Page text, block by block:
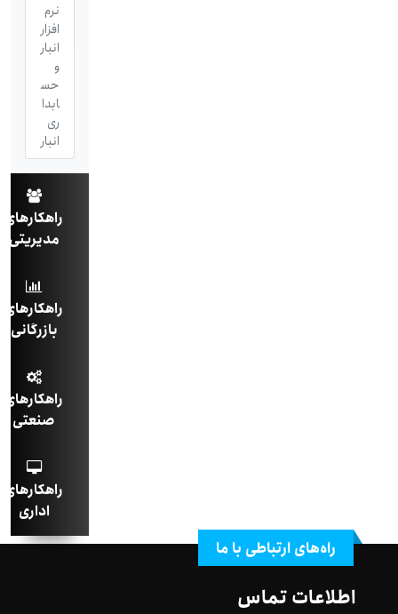
نرم
افزار
انبار
حس
ابدا
ری
انبار
راهکارهای
مدیریتی
راهکارهای
بازرگانی
راهکارهای
صنعتی
راهکارهای
اداری
راه‌های ارتباطی با ما
اطلاعات تماس